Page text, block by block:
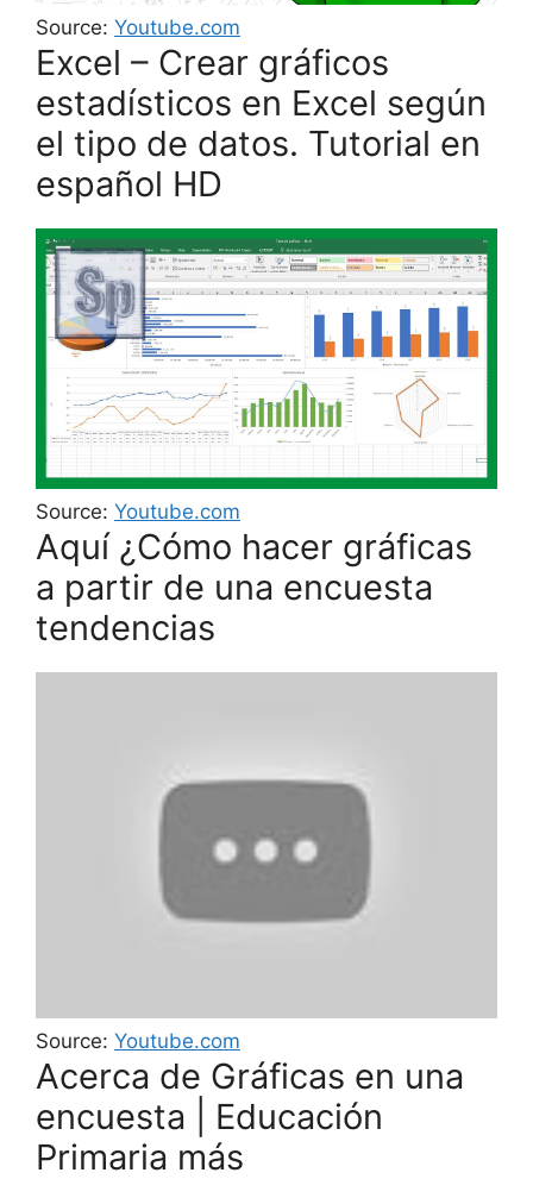
Source: Youtube.com
Excel – Crear gráficos
estadísticos en Excel según
el tipo de datos. Tutorial en
español HD
Source: Youtube.com
Aquí ¿Cómo hacer gráficas
a partir de una encuesta
tendencias
Source: Youtube.com
Acerca de Gráficas en una
encuesta | Educación
Primaria más